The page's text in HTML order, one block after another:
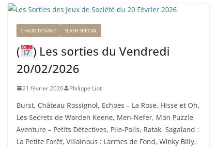
CHAUD DEVANT FLASH SPÉCIAL
(
) Les sorties du Vendredi
20/02/2026
21 février 2026 Philippe Liot
Burst, Château Rossignol, Echoes – La Rose, Hisse et Oh,
Les Secrets de Warden Keene, Men-Nefer, Mon Puzzle
Aventure – Petits Détectives, Pile-Poils, Ratak, Sagaland :
La Petite Forêt, Villainous : Larmes de Fond, Winky Billy,